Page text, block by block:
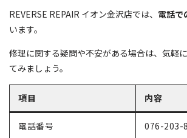
REVERSE REPAIR イオン金沢店では、 電話で
います。
修理に関する疑問や不安がある場合は、気軽
てみましょう。
項目 内容
電話番号 076-203-